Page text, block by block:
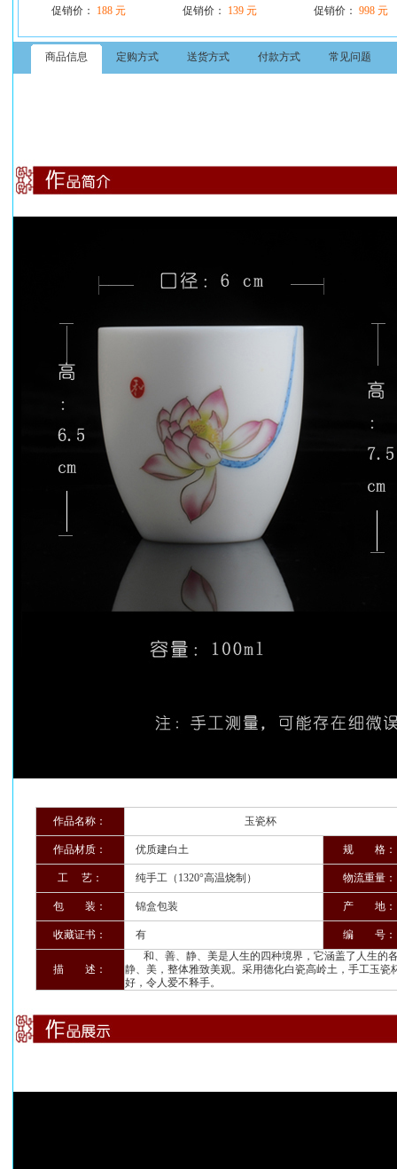
促销价：
188 元
促销价：
139 元
促销价： 998 元
商品信息 定购方式 送货方式 付款方式 常见问题
作品名称： 玉瓷杯
作品材质： 优质建白土 规 格：
工 艺： 纯手工（1320°高温烧制） 物流重量：
包 装： 锦盒包装 产 地：
收藏证书： 有 编 号：
描 述：
和、善、静、美是人生的四种境界，它涵盖了人生的
静、美，整体雅致美观。采用德化白瓷高岭土，手工玉
好，令人爱不释手。